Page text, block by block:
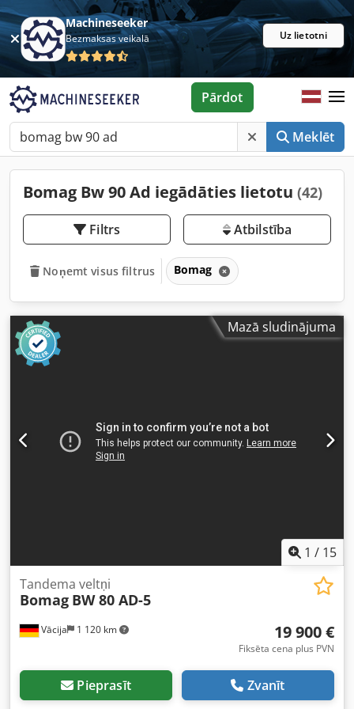
Machineseeker
Bezmaksas veikalā Uz lietotni
Meklēt
Pārdot
Bomag Bw 90 Ad iegādāties lietotu (42)
Filtrs Atbilstība
Noņemt visus filtrus Bomag
Mazā sludinājuma
1 / 15
Vācija 1 120 km
Tandema veltņi
Bomag BW 80 AD-5
19 900 €
Fiksēta cena plus PVN
Pieprasīt Zvanīt